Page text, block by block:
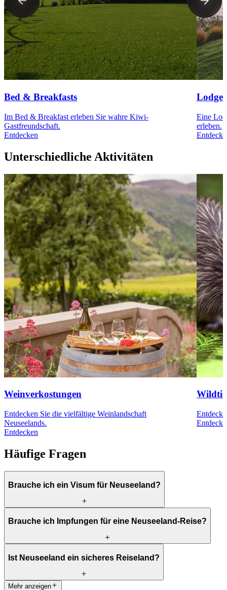
Bed & Breakfasts
Im Bed & Breakfast erleben Sie wahre Kiwi-
Gastfreundschaft.
Entdecken
Lodges
Eine
erleben.
Unterschiedliche Aktivitäten
Weinverkostungen
Entdecken Sie die vielfältige Weinlandschaft
Neuseelands.
Entdecken
Häufige Fragen
Brauche ich ein Visum für Neuseeland?
Ja, für Ihre Reise nach Neuseeland benötigen Sie ein Visum.
Brauche ich Impfungen für eine Neuseeland-Reise?
Nein, für Ihre Reise nach Neuseeland sind keine besonderen
Ist Neuseeland ein sicheres Reiseland?
Mehr anzeigen